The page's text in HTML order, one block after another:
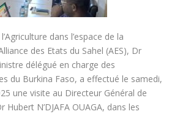
dans l’espace de la
des Etats du Sahel (AES), Dr
délégué en charge des
du Burkina Faso, a effectué le samedi,
une visite au Directeur Général de
Hubert N’DJAFA OUAGA, dans les